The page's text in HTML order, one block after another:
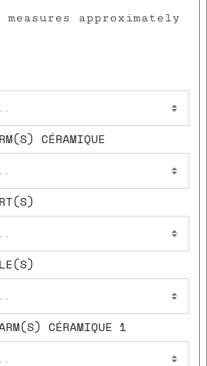
measures approximately
CÉRAMIQUE
CÉRAMIQUE 1